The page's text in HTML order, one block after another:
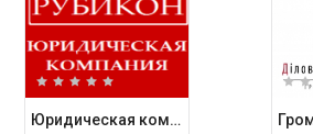
Юридическая компания Рубикон Консалтинг Групп